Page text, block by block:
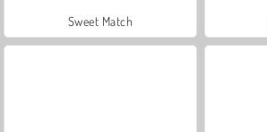
Sweet Match